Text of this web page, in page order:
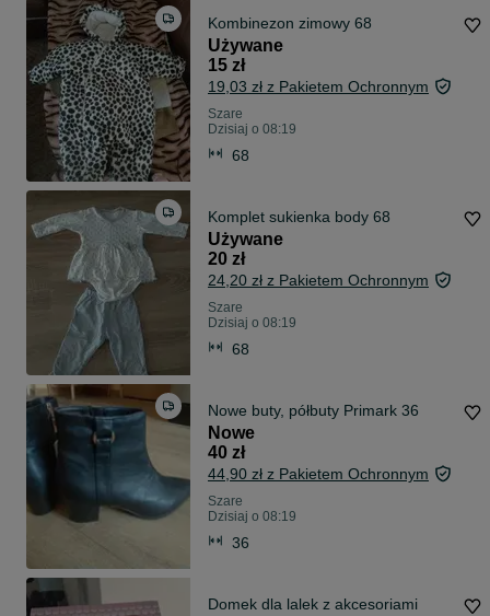
Kombinezon zimowy 68
Używane
15 zł
19,03 zł z Pakietem Ochronnym
Szare
Dzisiaj o 08:19
68
Komplet sukienka body 68
Używane
20 zł
24,20 zł z Pakietem Ochronnym
Szare
Dzisiaj o 08:19
68
Nowe buty, półbuty Primark 36
Nowe
40 zł
44,90 zł z Pakietem Ochronnym
Szare
Dzisiaj o 08:19
36
Domek dla lalek z akcesoriami